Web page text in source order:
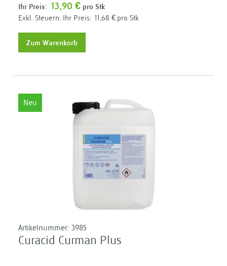
Ihr Preis: 13,90 € pro Stk
Ihr Preis: 11,68 € pro Stk
Zum Warenkorb
Neu
Artikelnummer: 3985
Curacid Curman Plus